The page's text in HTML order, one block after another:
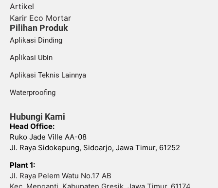
Artikel
Karir Eco Mortar
Pilihan Produk
Aplikasi Dinding
Aplikasi Ubin
Aplikasi Teknis Lainnya
Waterproofing
Hubungi Kami
Head Office:
Ruko Jade Ville AA-08
Jl. Raya Sidokepung, Sidoarjo, Jawa Timur, 61252
Plant 1:
Jl. Raya Pelem Watu No.17 AB